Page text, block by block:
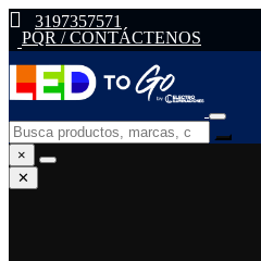
3197357571
PQR / CONTÁCTENOS
×
✕